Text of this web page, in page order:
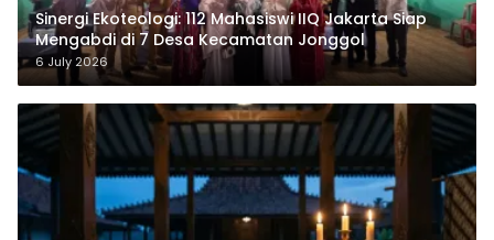
‎Sinergi Ekoteologi: 112 Mahasiswi IIQ Jakarta Siap
Mengabdi di 7 Desa Kecamatan Jonggol
6 July 2026